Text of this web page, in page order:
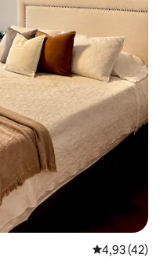
Priemerné
4,93 (42)